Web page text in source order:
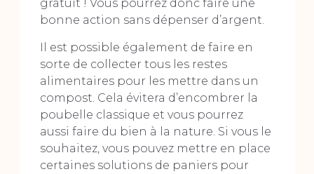
gratuit ! Vous pourrez donc faire une
bonne action sans dépenser d’argent.
Il est possible également de faire en
sorte de collecter tous les restes
alimentaires pour les mettre dans un
compost. Cela évitera d’encombrer la
poubelle classique et vous pourrez
aussi faire du bien à la nature. Si vous le
souhaitez, vous pouvez mettre en place
certaines solutions de paniers pour